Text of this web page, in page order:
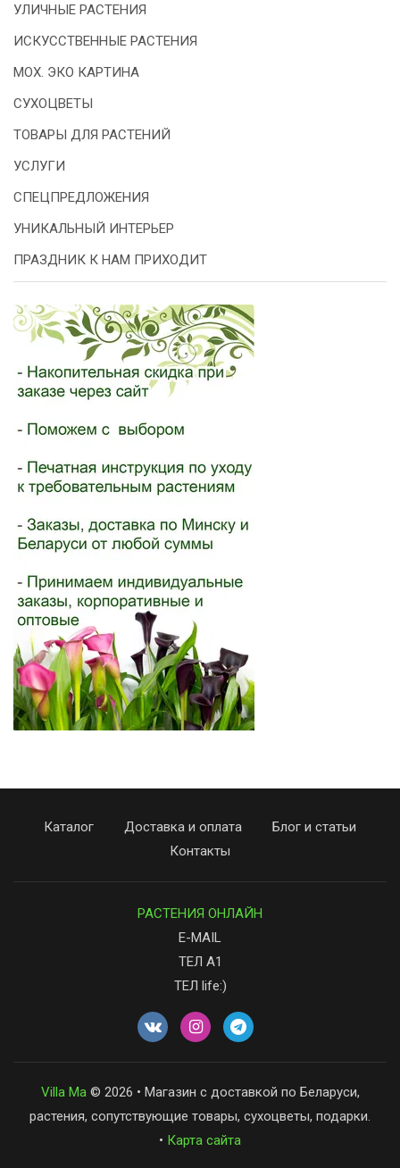
УЛИЧНЫЕ РАСТЕНИЯ
ИСКУССТВЕННЫЕ РАСТЕНИЯ
МОХ. ЭКО КАРТИНА
СУХОЦВЕТЫ
ТОВАРЫ ДЛЯ РАСТЕНИЙ
УСЛУГИ
СПЕЦПРЕДЛОЖЕНИЯ
УНИКАЛЬНЫЙ ИНТЕРЬЕР
ПРАЗДНИК К НАМ ПРИХОДИТ
Каталог Доставка и оплата
Блог и статьи
Контакты
РАСТЕНИЯ ОНЛАЙН
E-MAIL
ТЕЛ А1
ТЕЛ life:)
Villa Ma © 2026 • Магазин с доставкой по Беларуси,
растения, сопутствующие товары, сухоцветы, подарки.
• Карта сайта